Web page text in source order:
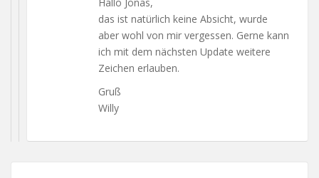
das ist natürlich keine Absicht, wurde
aber wohl von mir vergessen. Gerne kann
ich mit dem nächsten Update weitere
Zeichen erlauben.
Gruß
Willy